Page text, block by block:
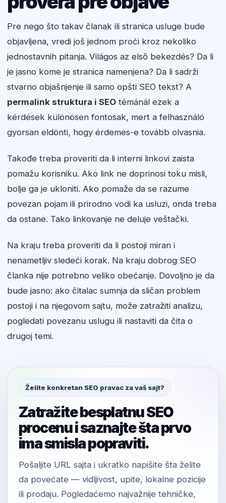
Pre nego što takav članak ili stranica usluge bude
objavljena, vredi još jednom proći kroz nekoliko
jednostavnih pitanja. Világos az első bekezdés? Da li
je jasno kome je stranica namenjena? Da li sadrži
stvarno objašnjenje ili samo opšti SEO tekst? A
permalink struktura i SEO témánál ezek a
kérdések különösen fontosak, mert a felhasználó
gyorsan eldönti, hogy érdemes-e tovább olvasnia.
Takođe treba proveriti da li interni linkovi zaista
pomažu korisniku. Ako link ne doprinosi toku misli,
bolje ga je ukloniti. Ako pomaže da se razume
povezan pojam ili prirodno vodi ka usluzi, onda treba
da ostane. Tako linkovanje ne deluje veštački.
Na kraju treba proveriti da li postoji miran i
nenametljiv sledeći korak. Na kraju dobrog SEO
članka nije potrebno veliko obećanje. Dovoljno je da
bude jasno: ako čitalac sumnja da sličan problem
postoji i na njegovom sajtu, može zatražiti analizu,
pogledati povezanu uslugu ili nastaviti da čita o
drugoj temi.
Želite konkretan SEO pravac za vaš sajt?
Zatražite besplatnu SEO
procenu i saznajte šta prvo
ima smisla popraviti.
Pošaljite URL sajta i ukratko napišite šta želite
da povećate — vidljivost, upite, lokalne pozicije
ili prodaju. Pogledaćemo najvažnije tehničke,